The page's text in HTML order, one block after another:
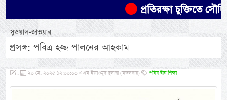
প্রতিরক্ষা চুক্তিতে
সুওয়াল-জাওয়াব
প্রসঙ্গ: পবিত্র হজ্জ পালনের আহকাম
, ২০ মে, ২০২৫ ১২:০০:০০ এএম ইয়াওমুছ ছুলাছা (মঙ্গলবার) পবিত্র দ্বীন শিক্ষা